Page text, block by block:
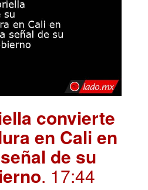
convierte
en Cali en
de su
. 17:44